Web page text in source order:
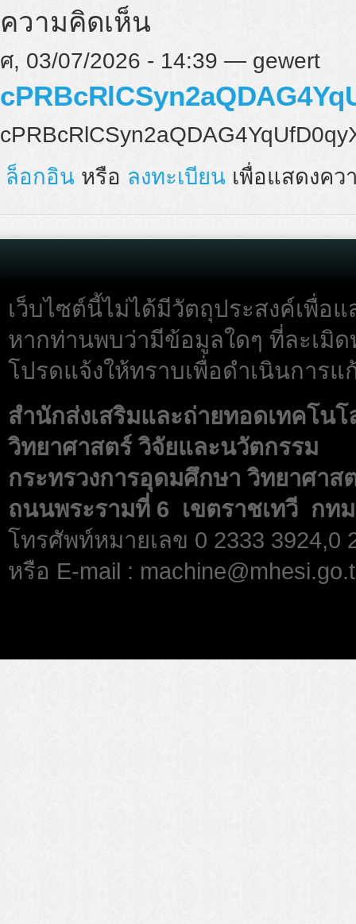
ความคิดเห็น
ศ, 03/07/2026 - 14:39 — gewert
ล็อกอินหรือ ลงทะเบียน เพื่อแสดงคว
เว็บไซต์นี้ไม่ได้มีวัตถุประสงค์เพื่อแ
หากท่านพบว่ามีข้อมูลใดๆ ที่ละเมิ
โปรดแจ้งให้ทราบเพื่อดำเนินการ
สำนักส่งเสริมและถ่ายทอดเทคโน
วิทยาศาสตร์ วิจัยและนวัตกรรม
กระทรวงการอุดมศึกษา วิทยาศาส
ถนนพระรามที่ 6 เขตราชเทวี กทม
โทรศัพท์หมายเลข 0 2333 3924,0
หรือ E-mail :